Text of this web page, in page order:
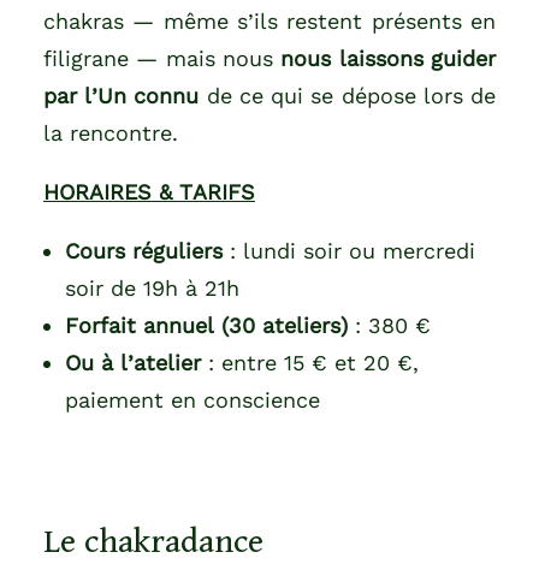
chakras — même s’ils restent présents en
filigrane — mais nous nous laissons guider
par l’Un connu de ce qui se dépose lors de
la rencontre.
HORAIRES & TARIFS
Cours réguliers: lundi soir ou mercredi
soir de 19h à 21h
Forfait annuel (30 ateliers) : 380 €
Ou à l’atelier: entre 15 € et 20 €,
paiement en conscience
Le chakradance